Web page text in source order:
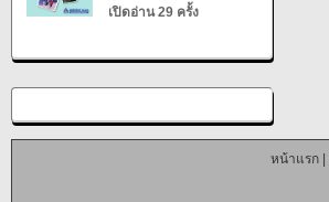
เปิดอ่าน 29 ครั้ง
หน้าแรก|